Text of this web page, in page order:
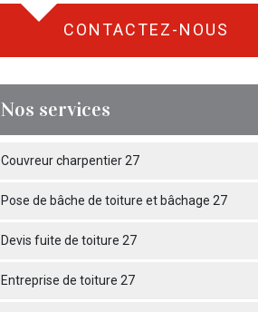
CONTACTEZ-NOUS
Nos services
Couvreur charpentier 27
Pose de bâche de toiture et bâchage 27
Devis fuite de toiture 27
Entreprise de toiture 27